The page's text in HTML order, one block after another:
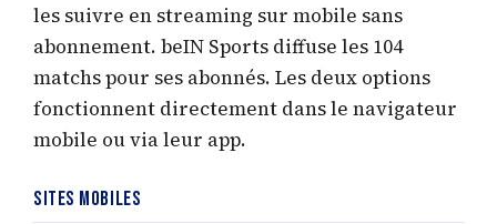
les suivre en streaming sur mobile sans
abonnement. beIN Sports diffuse les 104
matchs pour ses abonnés. Les deux options
fonctionnent directement dans le navigateur
mobile ou via leur app.
Sites mobiles